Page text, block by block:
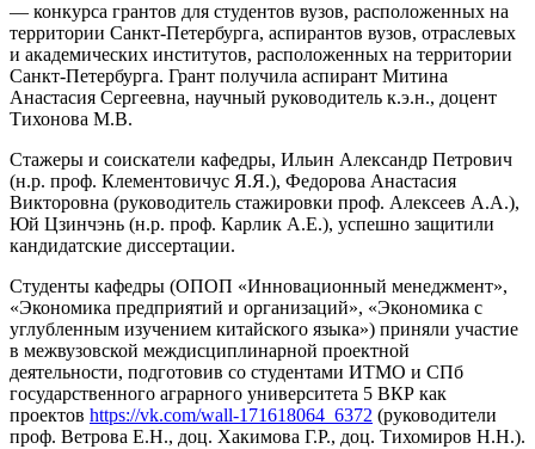
— конкурса грантов для студентов вузов, расположенных на
территории Санкт-Петербурга, аспирантов вузов, отраслевых
и академических институтов, расположенных на территории
Санкт-Петербурга. Грант получила аспирант Митина
Анастасия Сергеевна, научный руководитель к.э.н., доцент
Тихонова М.В.
Стажеры и соискатели кафедры, Ильин Александр Петрович
(н.р. проф. Клементовичус Я.Я.), Федорова Анастасия
Викторовна (руководитель стажировки проф. Алексеев А.А.),
Юй Цзинчэнь (н.р. проф. Карлик А.Е.), успешно защитили
кандидатские диссертации.
Студенты кафедры (ОПОП «Инновационный менеджмент»,
«Экономика предприятий и организаций», «Экономика с
углубленным изучением китайского языка») приняли участие
в межвузовской междисциплинарной проектной
деятельности, подготовив со студентами ИТМО и СПб
государственного аграрного университета 5 ВКР как
проектов https://vk.com/wall-171618064_6372 (руководители
проф. Ветрова Е.Н., доц. Хакимова Г.Р., доц. Тихомиров Н.Н.).